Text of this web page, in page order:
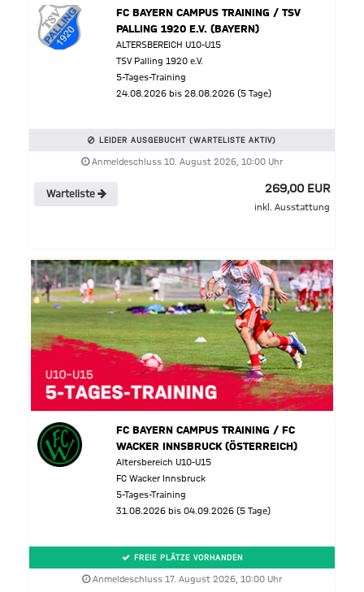
FC BAYERN CAMPUS TRAINING / TSV
PALLING 1920 E.V. (BAYERN)
ALTERSBEREICH U10-U15
TSV Palling 1920 e.V.
5-Tages-Training
24.08.2026 bis 28.08.2026 (5 Tage)
LEIDER AUSGEBUCHT (WARTELISTE AKTIV)
Anmeldeschluss 10. August 2026, 10:00 Uhr
Warteliste 269,00 EUR
inkl. Ausstattung
FC BAYERN CAMPUS TRAINING / FC
WACKER INNSBRUCK (ÖSTERREICH)
Altersbereich U10-U15
FC Wacker Innsbruck
5-Tages-Training
31.08.2026 bis 04.09.2026 (5 Tage)
FREIE PLÄTZE VORHANDEN
Anmeldeschluss 17. August 2026, 10:00 Uhr